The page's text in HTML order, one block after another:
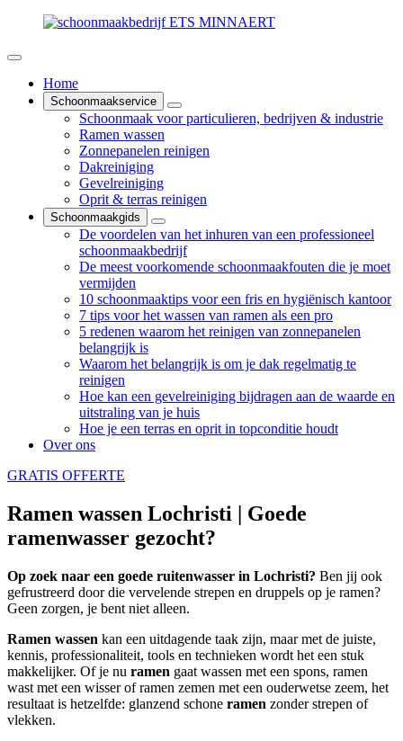
Home
Schoonmaakservice
Schoonmaak voor particulieren, bedrijven & industrie
Ramen wassen
Zonnepanelen reinigen
Dakreiniging
Gevelreiniging
Oprit & terras reinigen
Schoonmaakgids
De voordelen van het inhuren van een professioneel
schoonmaakbedrijf
De meest voorkomende schoonmaakfouten die je moet
vermijden
10 schoonmaaktips voor een fris en hygiënisch kantoor
7 tips voor het wassen van ramen als een pro
5 redenen waarom het reinigen van zonnepanelen
belangrijk is
Waarom het belangrijk is om je dak regelmatig te
reinigen
Hoe kan een gevelreiniging bijdragen aan de waarde en
uitstraling van je huis
Hoe je een terras en oprit in topconditie houdt
Over ons
GRATIS OFFERTE
Ramen wassen Lochristi | Goede
ramenwasser gezocht?
Op zoek naar een goede ruitenwasser in Lochristi? Ben jij ook
gefrustreerd door die vervelende strepen en druppels op je ramen?
Geen zorgen, je bent niet alleen.
Ramen wassen kan een uitdagende taak zijn, maar met de juiste,
kennis, professionaliteit, tools en technieken wordt het een stuk
makkelijker. Of je nu ramen gaat wassen met een spons, ramen
wast met een wisser of ramen zemen met een ouderwetse zeem, het
resultaat is hetzelfde: glanzend schone ramen zonder strepen of
vlekken.